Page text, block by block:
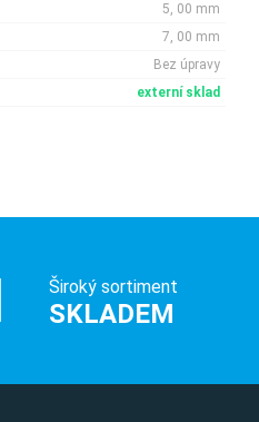
5, 00 mm
7, 00 mm
Bez úpravy
externí sklad
Široký sortiment
SKLADEM